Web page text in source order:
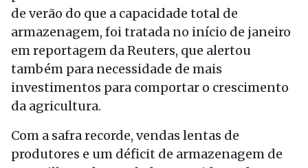
de verão do que a capacidade total de
armazenagem, foi tratada no início de janeiro
em reportagem da Reuters, que alertou
também para necessidade de mais
investimentos para comportar o crescimento
da agricultura.
Com a safra recorde, vendas lentas de
produtores e um déficit de armazenagem de